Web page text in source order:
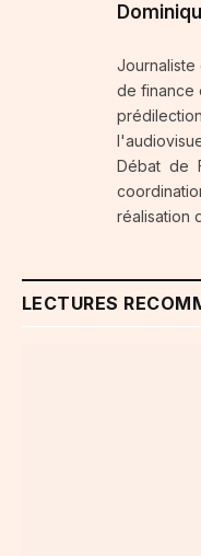
Journaliste
de finance
Débat de
réalisation
LECTURES